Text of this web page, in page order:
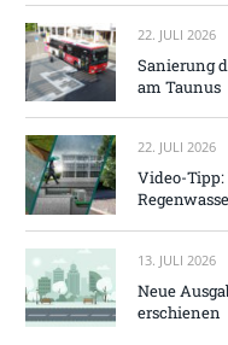
22. JULI 2026
Sanierung
am Taunus
22. JULI 2026
Video-
13. JULI 2026
Neue
erschienen